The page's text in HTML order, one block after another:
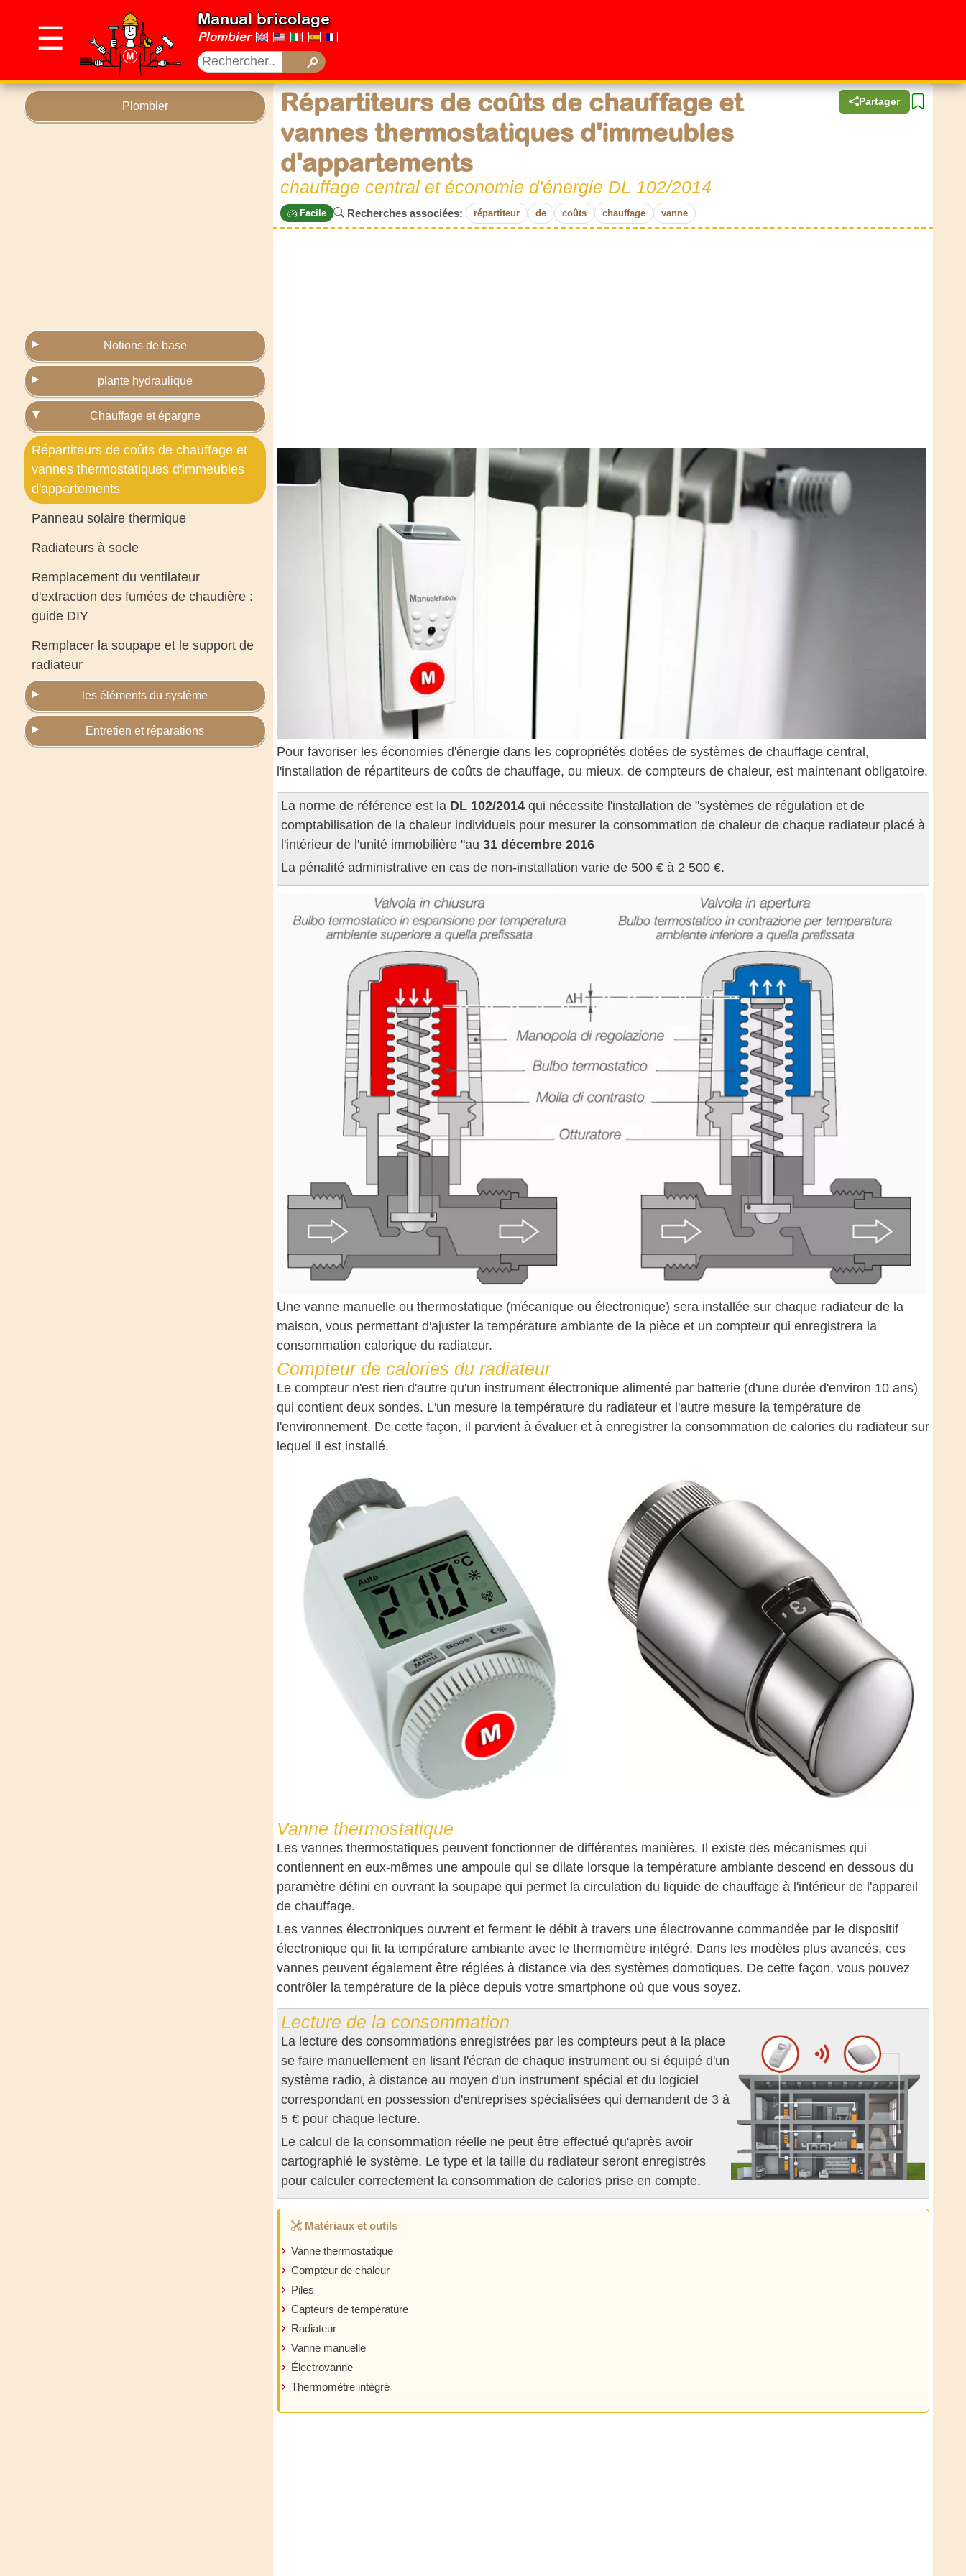
☰
Manual bricolage
Plombier
Plombier
Notions de base
plante hydraulique
Chauffage et épargne
Répartiteurs de coûts de chauffage et
vannes thermostatiques d'immeubles
d'appartements
Panneau solaire thermique
Radiateurs à socle
Remplacement du ventilateur
d'extraction des fumées de chaudière :
guide DIY
Remplacer la soupape et le support de
radiateur
les éléments du système
Entretien et réparations
Partager
Répartiteurs de coûts de chauffage et
vannes thermostatiques d'immeubles
d'appartements
chauffage central et économie d'énergie DL 102/2014
Facile Recherches associées: répartiteur de coûts chauffage vanne
Pour favoriser les économies d'énergie dans les copropriétés dotées de systèmes de chauffage central,
l'installation de répartiteurs de coûts de chauffage, ou mieux, de compteurs de chaleur, est maintenant obligatoire.
La norme de référence est la DL 102/2014 qui nécessite l'installation de "systèmes de régulation et de
comptabilisation de la chaleur individuels pour mesurer la consommation de chaleur de chaque radiateur placé à
l'intérieur de l'unité immobilière "au 31 décembre 2016
La pénalité administrative en cas de non-installation varie de 500 € à 2 500 €.
Une vanne manuelle ou thermostatique (mécanique ou électronique) sera installée sur chaque radiateur de la
maison, vous permettant d'ajuster la température ambiante de la pièce et un compteur qui enregistrera la
consommation calorique du radiateur.
Compteur de calories du radiateur
Le compteur n'est rien d'autre qu'un instrument électronique alimenté par batterie (d'une durée d'environ 10 ans)
qui contient deux sondes. L'un mesure la température du radiateur et l'autre mesure la température de
l'environnement. De cette façon, il parvient à évaluer et à enregistrer la consommation de calories du radiateur sur
lequel il est installé.
Vanne thermostatique
Les vannes thermostatiques peuvent fonctionner de différentes manières. Il existe des mécanismes qui
contiennent en eux-mêmes une ampoule qui se dilate lorsque la température ambiante descend en dessous du
paramètre défini en ouvrant la soupape qui permet la circulation du liquide de chauffage à l'intérieur de l'appareil
de chauffage.
Les vannes électroniques ouvrent et ferment le débit à travers une électrovanne commandée par le dispositif
électronique qui lit la température ambiante avec le thermomètre intégré. Dans les modèles plus avancés, ces
vannes peuvent également être réglées à distance via des systèmes domotiques. De cette façon, vous pouvez
contrôler la température de la pièce depuis votre smartphone où que vous soyez.
Lecture de la consommation
La lecture des consommations enregistrées par les compteurs peut à la place
se faire manuellement en lisant l'écran de chaque instrument ou si équipé d'un
système radio, à distance au moyen d'un instrument spécial et du logiciel
correspondant en possession d'entreprises spécialisées qui demandent de 3 à
5 € pour chaque lecture.
Le calcul de la consommation réelle ne peut être effectué qu'après avoir
cartographié le système. Le type et la taille du radiateur seront enregistrés
pour calculer correctement la consommation de calories prise en compte.
Matériaux et outils
Vanne thermostatique
Compteur de chaleur
Piles
Capteurs de température
Radiateur
Vanne manuelle
Électrovanne
Thermomètre intégré